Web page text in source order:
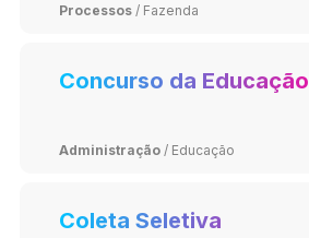
Processos/ Fazenda
Concurso da Educação
Administração/ Educação
Coleta Seletiva